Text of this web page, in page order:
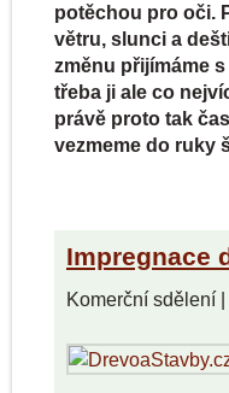
potěchou pro oči.
větru, slunci a
změnu přijímáme
třeba ji ale co
právě proto tak
vezmeme do ruky
Impregnace
Komerční sdělení|